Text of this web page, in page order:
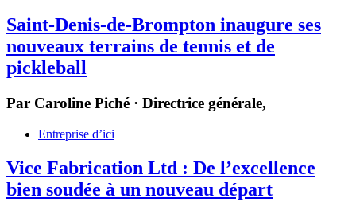
Saint‑Denis‑de‑Brompton inaugure ses
nouveaux terrains de tennis et de
pickleball
Par Caroline Piché · Directrice générale,
Entreprise d’ici
Vice Fabrication Ltd : De l’excellence
bien soudée à un nouveau départ